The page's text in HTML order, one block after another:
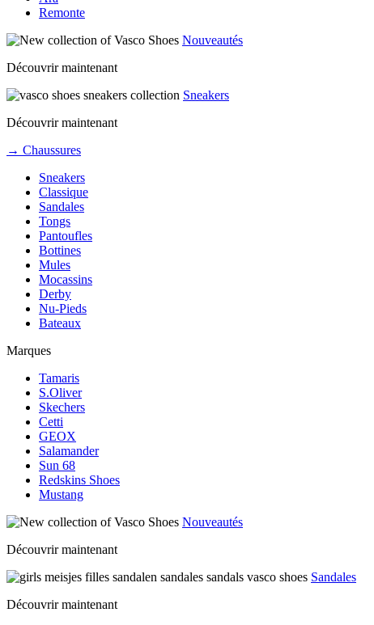
Remonte
Nouveautés
Découvrir maintenant
Sneakers
Découvrir maintenant
→ Chaussures
Sneakers
Classique
Sandales
Tongs
Pantoufles
Bottines
Mules
Mocassins
Derby
Nu-Pieds
Bateaux
Marques
Tamaris
S.Oliver
Skechers
Cetti
GEOX
Salamander
Sun 68
Redskins Shoes
Mustang
Nouveautés
Découvrir maintenant
Sandales
Découvrir maintenant